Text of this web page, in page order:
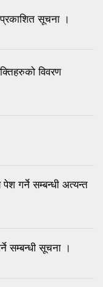
सूचना ।
विवरण
गर्ने सम्बन्धी अत्यन्त
सम्बन्धी सूचना ।